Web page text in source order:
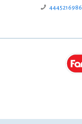
4445216986